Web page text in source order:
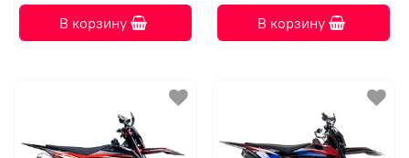
В корзину В корзину